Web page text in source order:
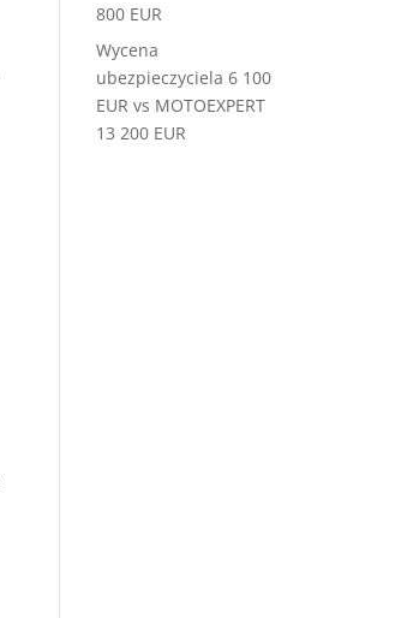
800 EUR
Wycena
ubezpieczyciela 6 100
EUR vs MOTOEXPERT
13 200 EUR